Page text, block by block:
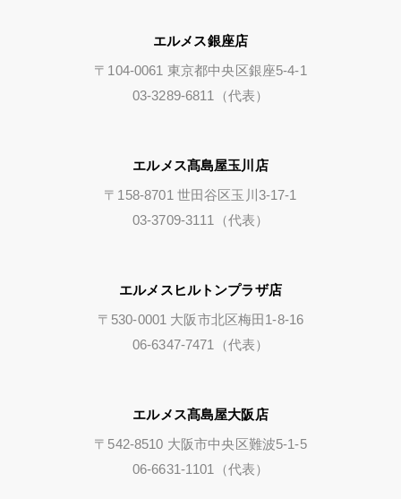
エルメス銀座店
〒104-0061 東京都中央区銀座5-4-1
03-3289-6811（代表）
エルメス髙島屋玉川店
〒158-8701 世田谷区玉川3-17-1
03-3709-3111（代表）
エルメスヒルトンプラザ店
〒530-0001 大阪市北区梅田1-8-16
06-6347-7471（代表）
エルメス髙島屋大阪店
〒542-8510 大阪市中央区難波5-1-5
06-6631-1101（代表）